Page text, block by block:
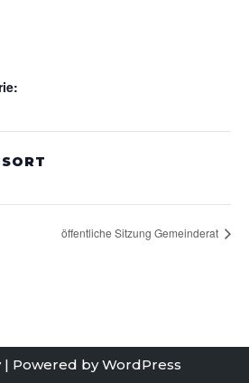
öffentliche Sitzung Gemeinderat
| Powered byWordPress